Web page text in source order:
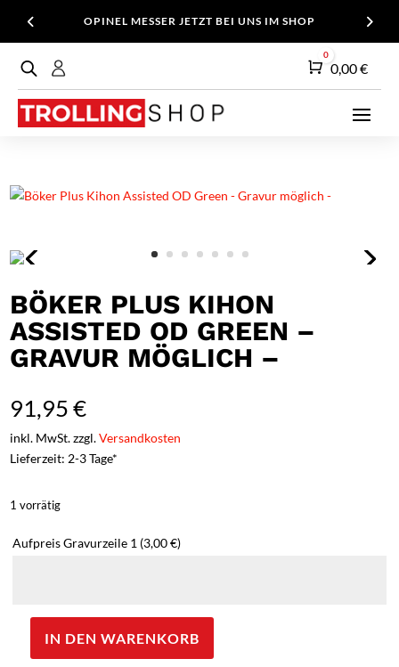
OPINEL MESSER JETZT BEI UNS IM SHOP
Warenkorb
0
0,00€
BÖKER PLUS KIHON
ASSISTED OD GREEN –
GRAVUR MÖGLICH –
91,95€
inkl. MwSt. zzgl.Versandkosten
Lieferzeit: 2-3 Tage*
1 vorrätig
Aufpreis Gravurzeile 1 (3,00 €)
IN DEN WARENKORB